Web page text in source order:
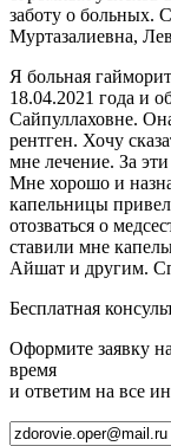
заботу о больных.
Муртазалиевна,
Я больная
18.04.2021 года и
Сайпуллаховне.
рентген. Хочу
мне лечение. За
Мне хорошо и
капельницы
отозваться о
ставили мне
Айшат и другим.
Бесплатная
Оформите заявку
время
и ответим на все